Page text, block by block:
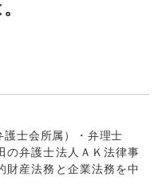
士会所属）・弁理士
の弁護士法人ＡＫ法律事
財産法務と企業法務を中